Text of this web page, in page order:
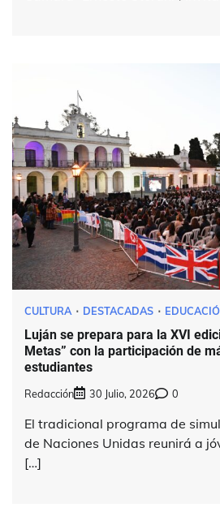
CULTURA DESTACADAS
Luján se prepara para la XVI
Metas” con la participación de
estudiantes
Redacción 30 Julio, 2026 0
El tradicional programa de
de Naciones Unidas reunirá a
[…]